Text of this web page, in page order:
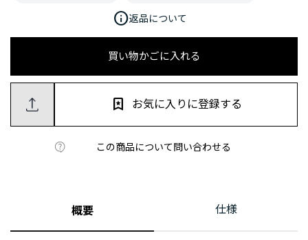
買い物かごに入れる
この商品について問い合わせる
お気に入りに登録する
info返品について
概要 仕様